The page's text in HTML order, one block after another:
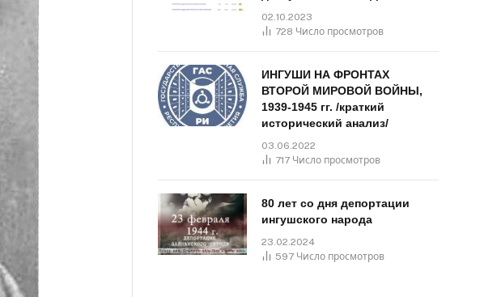
02.10.2023
728 Число просмотров
ИНГУШИ НА ФРОНТАХ
ВТОРОЙ МИРОВОЙ ВОЙНЫ,
1939-1945 гг. /краткий
исторический анализ/
03.06.2022
717 Число просмотров
80 лет со дня депортации
ингушского народа
23.02.2024
597 Число просмотров